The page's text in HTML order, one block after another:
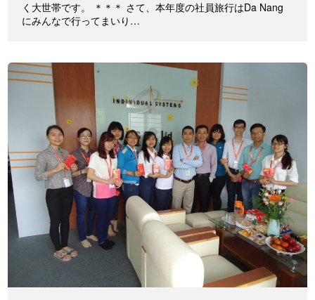
く大世帯です。 ＊＊＊ さて、本年度の社員旅行はDa Nang
にみんなで行ってまいり…